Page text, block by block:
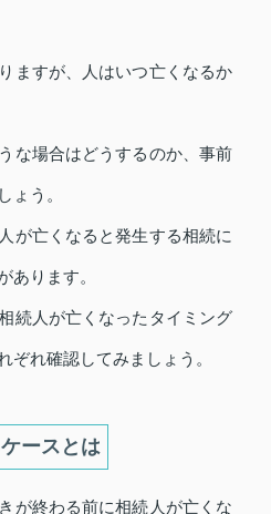
ますが、人はいつ亡くなるか
な場合はどうするのか、事前
ょう。
が亡くなると発生する相続に
あります。
続人が亡くなったタイミング
ぞれ確認してみましょう。
ースとは
が終わる前に相続人が亡くな